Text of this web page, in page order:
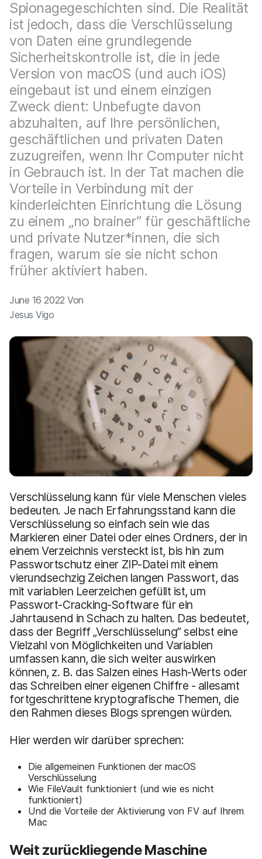
u
p
t
n
h
a
l
t
e
n
n
Spionagegeschichten sind. Die Realität
ist jedoch, dass die Verschlüsselung
von Daten eine grundlegende
Sicherheitskontrolle ist, die in jede
Version von macOS (und auch iOS)
eingebaut ist und einem einzigen
Zweck dient: Unbefugte davon
abzuhalten, auf Ihre persönlichen,
geschäftlichen und privaten Daten
zuzugreifen, wenn Ihr Computer nicht
in Gebrauch ist. In der Tat machen die
Vorteile in Verbindung mit der
kinderleichten Einrichtung die Lösung
zu einem „no brainer” für geschäftliche
und private Nutzer*innen, die sich
fragen, warum sie sie nicht schon
früher aktiviert haben.
June 16 2022 Von
Jesus Vigo
Verschlüsselung kann für viele Menschen vieles
bedeuten. Je nach Erfahrungsstand kann die
Verschlüsselung so einfach sein wie das
Markieren einer Datei oder eines Ordners, der in
einem Verzeichnis versteckt ist, bis hin zum
Passwortschutz einer ZIP-Datei mit einem
vierundsechzig Zeichen langen Passwort, das
mit variablen Leerzeichen gefüllt ist, um
Passwort-Cracking-Software für ein
Jahrtausend in Schach zu halten. Das bedeutet,
dass der Begriff „Verschlüsselung” selbst eine
Vielzahl von Möglichkeiten und Variablen
umfassen kann, die sich weiter auswirken
können, z. B. das Salzen eines Hash-Werts oder
das Schreiben einer eigenen Chiffre - allesamt
fortgeschrittene kryptografische Themen, die
den Rahmen dieses Blogs sprengen würden.
Hier werden wir darüber sprechen:
Die allgemeinen Funktionen der macOS
Verschlüsselung
Wie FileVault funktioniert (und wie es nicht
funktioniert)
Und die Vorteile der Aktivierung von FV auf Ihrem
Mac
Weit zurückliegende Maschine